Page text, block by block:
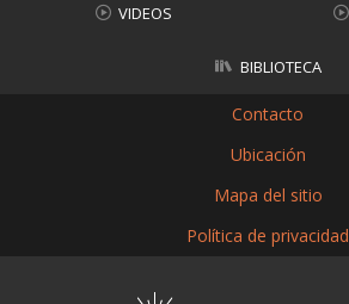
VIDEOS
BIBLIOTECA
Contacto
Ubicación
Mapa del sitio
Política de privacidad